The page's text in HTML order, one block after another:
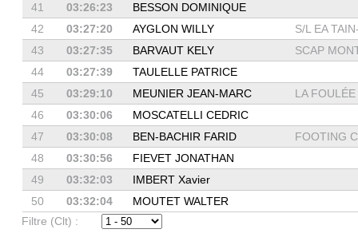
41
03:26:23
BESSON DOMINIQUE
42
03:27:20 AYGLON WILLY
S/L EA
43
03:27:35 BARVAUT KELY
SCAP
44
03:27:39
TAULELLE PATRICE
45
03:29:10 MEUNIER JEAN-MARC
LA
46
03:30:06
MOSCATELLI CEDRIC
47
03:30:08 BEN-BACHIR FARID
FOOTING
48
03:30:56
FIEVET JONATHAN
49
03:32:03
IMBERT Xavier
50
03:32:04
MOUTET WALTER
Filtre (Clt) :